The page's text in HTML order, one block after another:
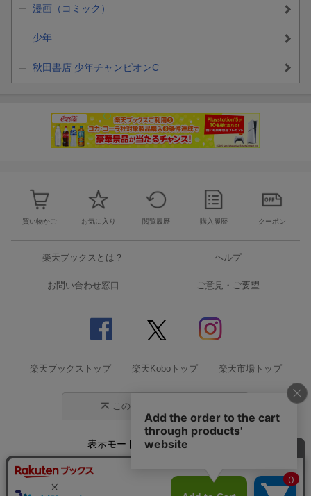
漫画（コミック）
少年
秋田書店 少年チャンピオンC
買い物かご お気に入り 閲覧履歴 購入履歴 クーポン
楽天ブックスとは？ ヘルプ
お問い合わせ窓口 ご意見・ご要望
楽天ブックストップ 楽天Koboトップ 楽天市場トップ
このページの先頭に戻る
表示モード モバイル
企業情報 個人情報保護方針